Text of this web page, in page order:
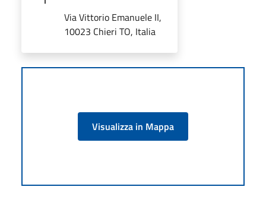
Via Vittorio Emanuele II,
10023 Chieri TO, Italia
Visualizza in Mappa